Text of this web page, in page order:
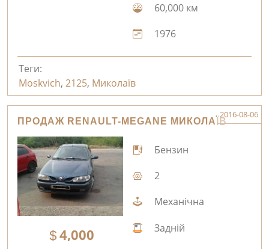
60,000 км
1976
Теги:
Moskvich, 2125, Миколаїв
ПРОДАЖ RENAULT-MEGANE МИКОЛАЇВ
2016-08-06
4,000
Бензин
2
Механічна
Задній